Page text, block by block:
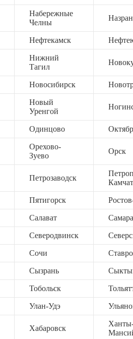
Набережные
Челны
Нефтекамск
Нижний
Тагил
Новосибирск
Новый
Уренгой
Одинцово
Орехово-
Зуево
Орск
Петрозаводск
Пятигорск
Салават Самара
Северодвинск
Сочи
Сызрань
Тобольск
Улан-Удэ
Хабаровск